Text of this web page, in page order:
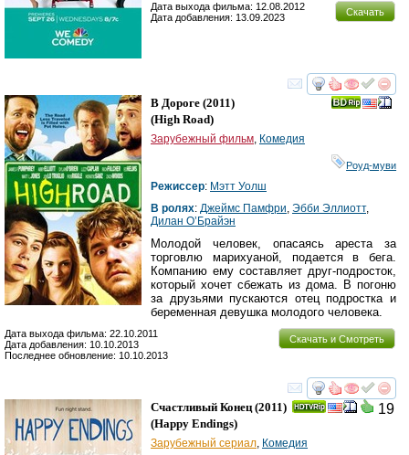
Скачать
Дата выхода фильма: 12.08.2012
Дата добавления: 13.09.2023
смотреть
В Дороге (2011)
(High Road)
Зарубежный фильм Комедия
Роуд-муви
Режиссер: Мэтт Уолш
В ролях: Джеймс Памфри Эбби Эллиотт,
Дилан О’Брайэн
Молодой человек, опасаясь ареста за
торговлю марихуаной, подается в бега.
Компанию ему составляет друг-подросток,
который хочет сбежать из дома. В погоню
за друзьями пускаются отец подростка и
беременная девушка молодого человека.
Скачать и Смотреть
Дата выхода фильма: 22.10.2011
Дата добавления: 10.10.2013
Последнее обновление: 10.10.2013
смотреть
19
Счастливый Конец(2011)
(Happy Endings)
Зарубежный сериал, Комедия